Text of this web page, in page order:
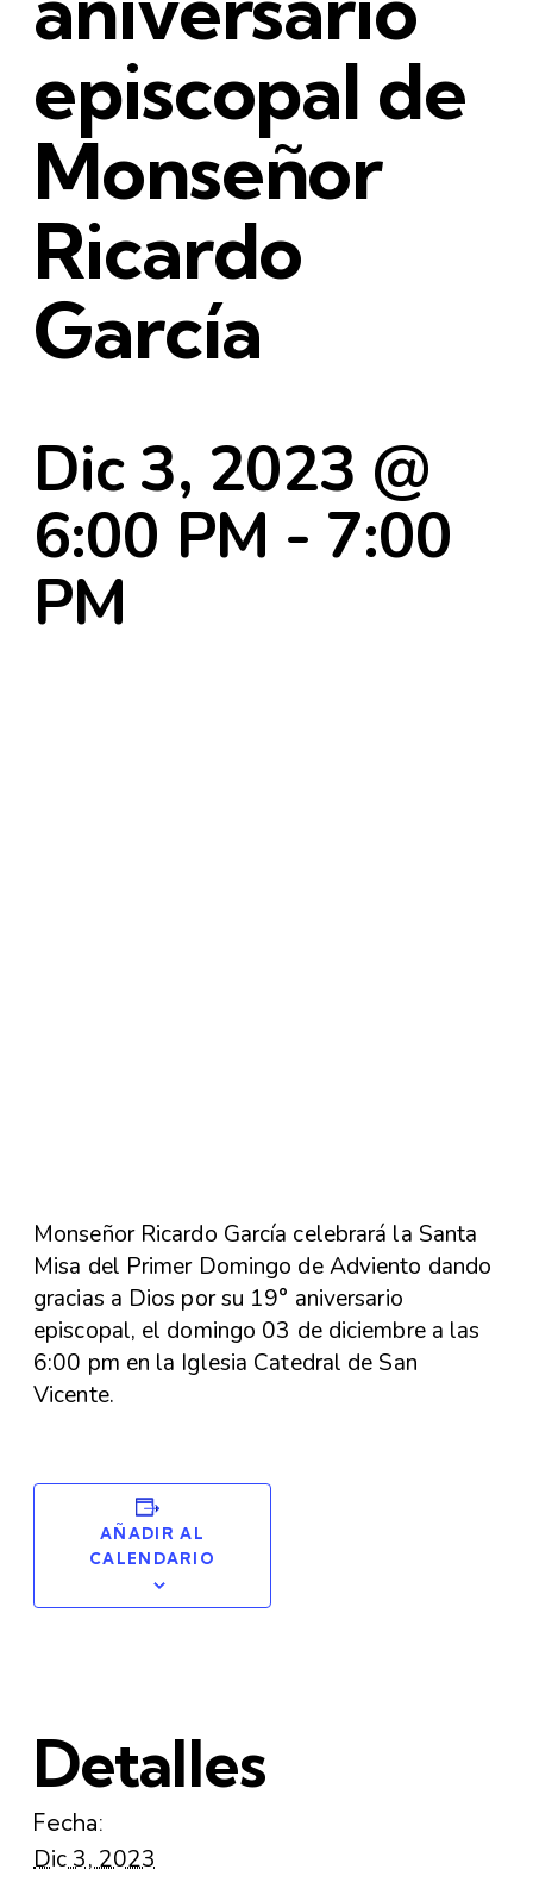
episcopal de
Monseñor
Ricardo
García
Dic 3, 2023 @
6:00 PM - 7:00
PM
Monseñor Ricardo García celebrará la Santa
Misa del Primer Domingo de Adviento dando
gracias a Dios por su 19° aniversario
episcopal, el domingo 03 de diciembre a las
6:00 pm en la Iglesia Catedral de San
Vicente.
AÑADIR AL
CALENDARIO
Detalles
Fecha:
Dic 3, 2023